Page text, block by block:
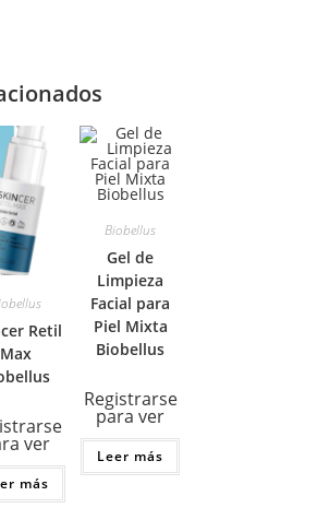
Retil
Max
ver
más
Biobellus
Gel de
Limpieza
Facial para
Piel Mixta
Biobellus
Registrarse
para ver
Leer más